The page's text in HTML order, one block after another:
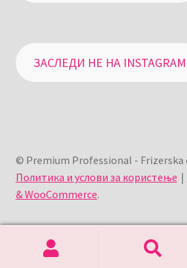
ЗАСЛЕДИ НЕ НА INSTAGRAM
© Premium Professional - Frizerska
Политика и услови за користење
& WooCommerce.